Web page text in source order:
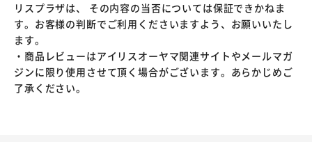
リスプラザは、 その内容の当否については保証できかねま
す。お客様の判断でご利用くださいますよう、お願いいたし
ます。
・商品レビューはアイリスオーヤマ関連サイトやメールマガ
ジンに限り使用させて頂く場合がございます。あらかじめご
了承ください。